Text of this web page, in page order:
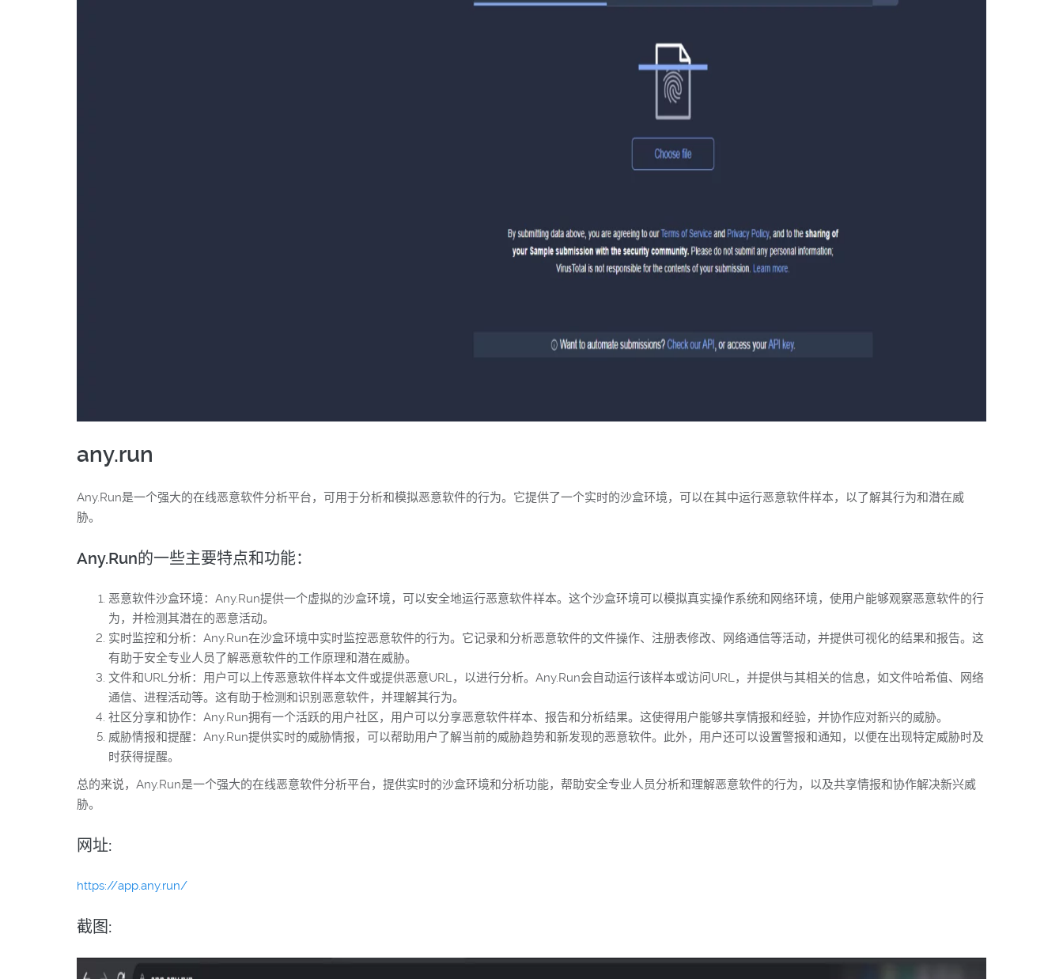
any.run
Any.Run是一个强大的在线恶意软件分析平台，可用于分析和模拟恶意软件的行为。它提供了一个实时的沙盒环境，可以在其中运行恶意软件样本，以了解其行为和潜在威
胁。
Any.Run的一些主要特点和功能：
恶意软件沙盒环境：Any.Run提供一个虚拟的沙盒环境，可以安全地运行恶意软件样本。这个沙盒环境可以模拟真实操作系统和网络环境，使用户能够观察恶意软件的行
为，并检测其潜在的恶意活动。
实时监控和分析：Any.Run在沙盒环境中实时监控恶意软件的行为。它记录和分析恶意软件的文件操作、注册表修改、网络通信等活动，并提供可视化的结果和报告。这
有助于安全专业人员了解恶意软件的工作原理和潜在威胁。
文件和URL分析：用户可以上传恶意软件样本文件或提供恶意URL，以进行分析。Any.Run会自动运行该样本或访问URL，并提供与其相关的信息，如文件哈希值、网络
通信、进程活动等。这有助于检测和识别恶意软件，并理解其行为。
社区分享和协作：Any.Run拥有一个活跃的用户社区，用户可以分享恶意软件样本、报告和分析结果。这使得用户能够共享情报和经验，并协作应对新兴的威胁。
威胁情报和提醒：Any.Run提供实时的威胁情报，可以帮助用户了解当前的威胁趋势和新发现的恶意软件。此外，用户还可以设置警报和通知，以便在出现特定威胁时及
时获得提醒。
总的来说，Any.Run是一个强大的在线恶意软件分析平台，提供实时的沙盒环境和分析功能，帮助安全专业人员分析和理解恶意软件的行为，以及共享情报和协作解决新兴威
胁。
网址:
https://app.any.run/
截图: